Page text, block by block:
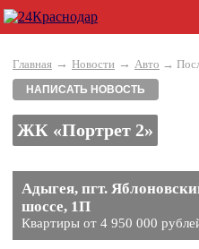
Главная → Новости → Авто →
НАПИСАТЬ НОВОСТЬ
ЖК «Портрет 2»
Адыгея, пгт.
шоссе, 1П
Квартиры от 4 950 000